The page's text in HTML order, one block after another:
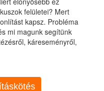
felületei? Mert
kapsz. Probléma
mi magunk segítünk
káreseményről,